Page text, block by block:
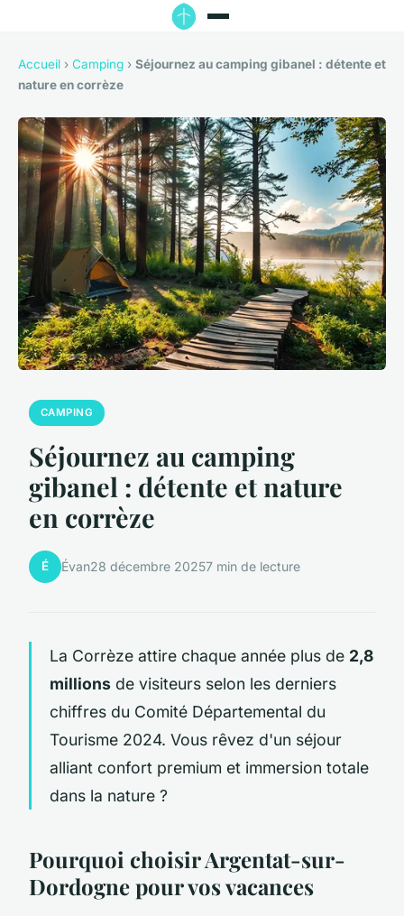
Accueil › Camping › Séjournez au camping gibanel : détente et
nature en corrèze
CAMPING
Séjournez au camping
gibanel : détente et nature
en corrèze
É Évan28 décembre 20257 min de lecture
La Corrèze attire chaque année plus de 2,8
millions de visiteurs selon les derniers
chiffres du Comité Départemental du
Tourisme 2024. Vous rêvez d'un séjour
alliant confort premium et immersion totale
dans la nature ?
Pourquoi choisir Argentat-sur-
Dordogne pour vos vacances